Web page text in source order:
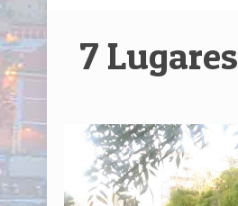
7 Lugares